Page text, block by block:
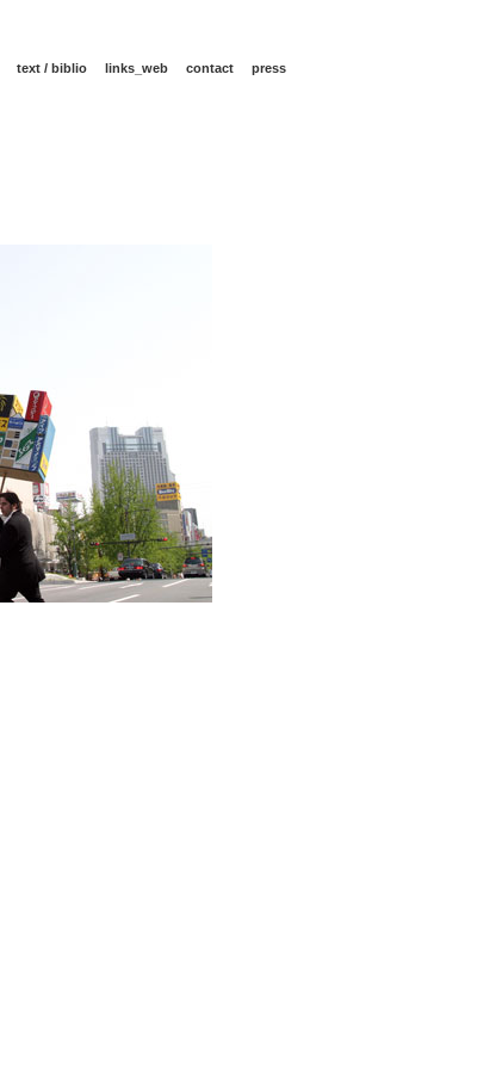
text / biblio links_web contact press